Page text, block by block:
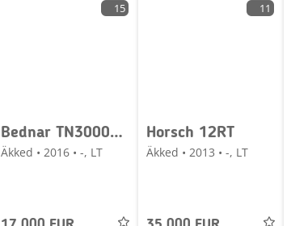
15
Bednar TN3000HM RT
Äkked • 2016 • -, LT
11
Horsch 12RT
Äkked • 2013 • -, LT